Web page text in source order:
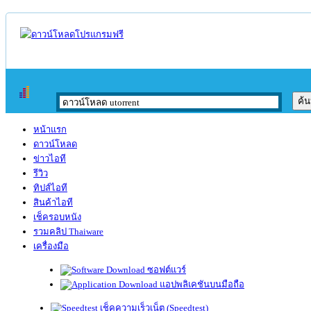
หน้าแรก
ดาวน์โหลด
ข่าวไอที
รีวิว
ทิปส์ไอที
สินค้าไอที
เช็ครอบหนัง
รวมคลิป Thaiware
เครื่องมือ
ซอฟต์แวร์
แอปพลิเคชันบนมือถือ
เช็คความเร็วเน็ต (Speedtest)